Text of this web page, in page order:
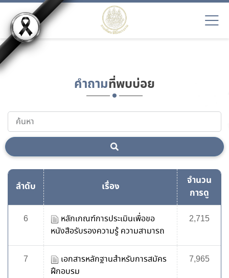
EN9
คำถามที่พบบ่อย
ลำดับ เรื่อง
จำนวน
การดู
6
หลักเกณฑ์การประเมินเพื่อขอ
หนังสือรับรองความรู้ ความสามารถ
2,715
7
เอกสารหลักฐานสำหรับการสมัคร
ฝึกอบรม
7,965